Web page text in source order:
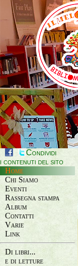
Condividi
i contenuti del sito
Home
Chi Siamo
Eventi
Rassegna stampa
Album
Contatti
Varie
Link
Di libri...
e di letture